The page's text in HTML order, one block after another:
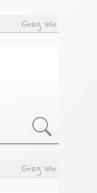
Greg Wo
Greg Wo